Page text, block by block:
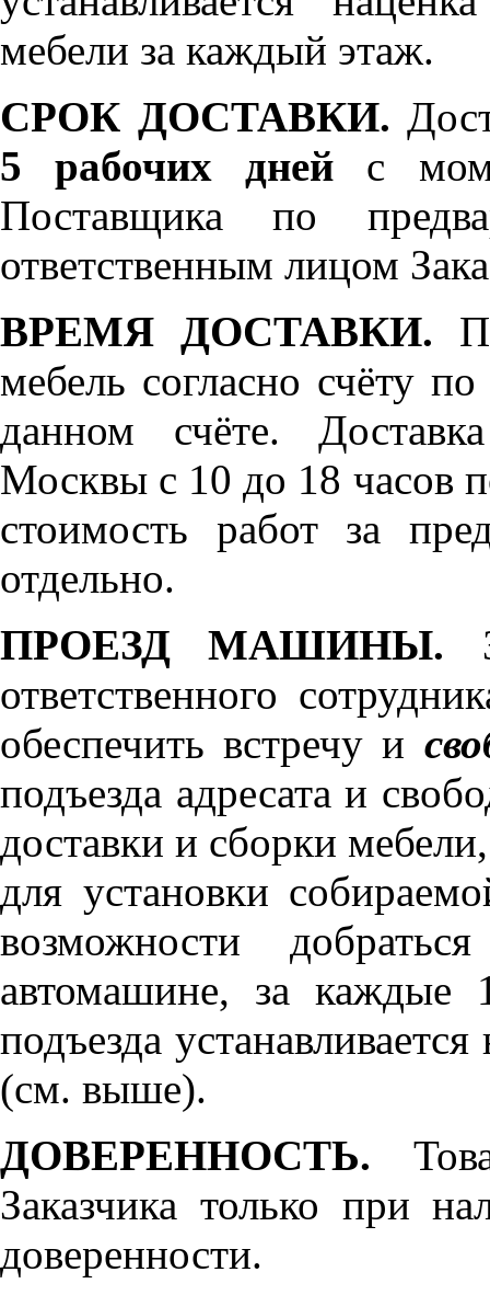
мебели за каждый этаж.
СРОК ДОСТАВКИ.
5 рабочих дней с
Поставщика по
ответственным лицом
ВРЕМЯ ДОСТАВКИ.
мебель согласно счёту
данном счёте.
Москвы с 10 до 18 часов
стоимость работ за
отдельно.
ПРОЕЗД МАШИНЫ.
ответственного
обеспечить встречу и
подъезда адресата и
доставки и сборки
для установки
возможности
автомашине, за каждые
подъезда
(см. выше).
ДОВЕРЕННОСТЬ.
Заказчика только при
доверенности.